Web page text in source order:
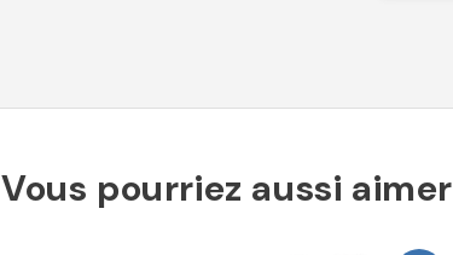
Vous pourriez aussi aimer